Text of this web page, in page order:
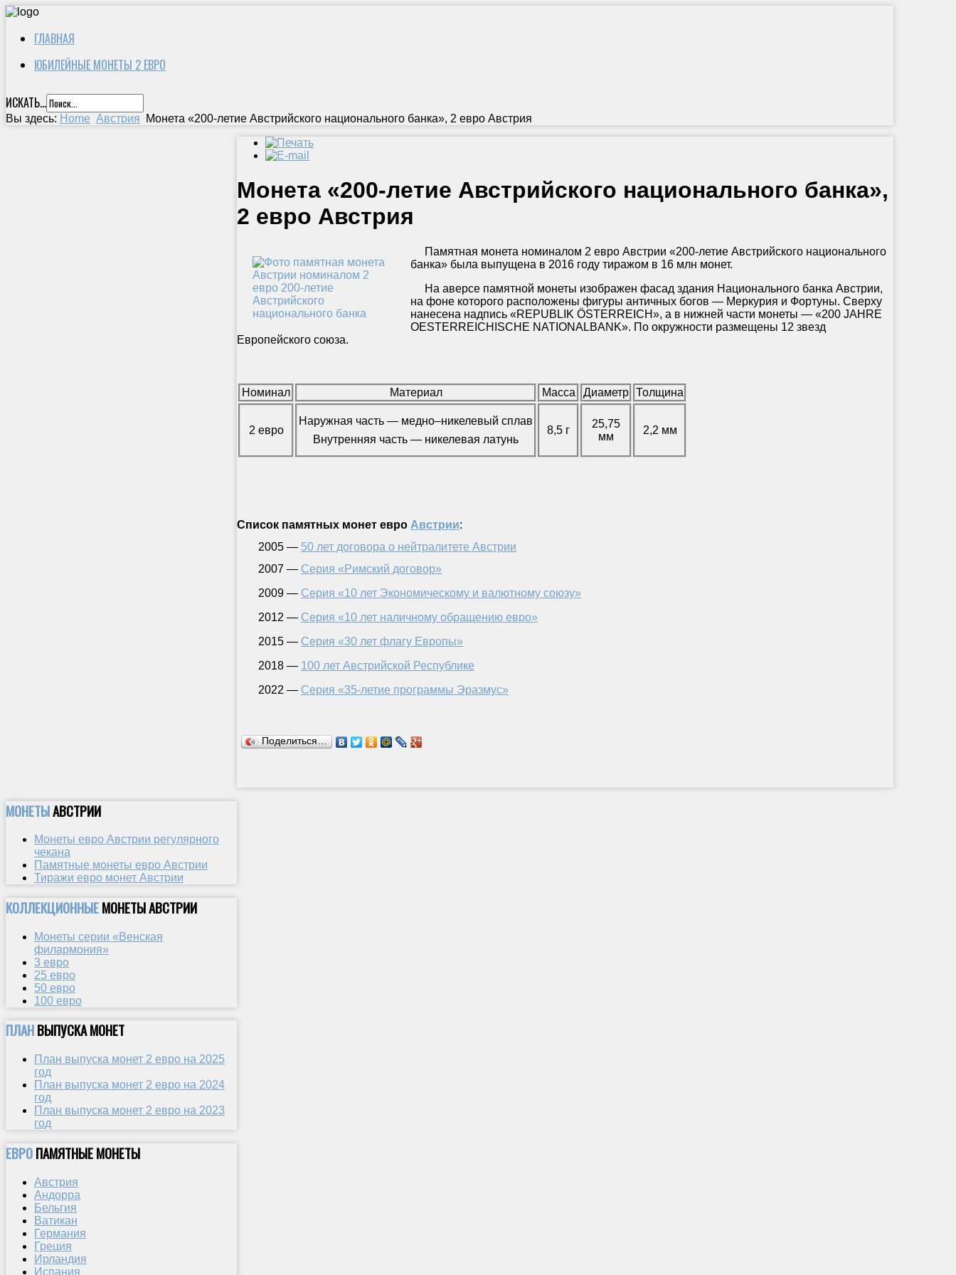
ГЛАВНАЯ
ЮБИЛЕЙНЫЕ МОНЕТЫ 2 ЕВРО
ИСКАТЬ...
Вы здесь: Home Австрия Монета «200-летие Австрийского национального банка», 2 евро Австрия
Монета «200-летие Австрийского национального банка»,
2 евро Австрия
Памятная монета номиналом 2 евро Австрии «200-летие Австрийского национального
банка» была выпущена в 2016 году тиражом в 16 млн монет.
На аверсе памятной монеты изображен фасад здания Национального банка Австрии,
на фоне которого расположены фигуры античных богов — Меркурия и Фортуны. Сверху
нанесена надпись «REPUBLIK ÖSTERREICH», а в нижней части монеты — «200 JAHRE
OESTERREICHISCHE NATIONALBANK». По окружности размещены 12 звезд
Европейского союза.
Номинал Материал Масса Диаметр Толщина
2 евро
Наружная часть — медно–никелевый сплав
Внутренняя часть — никелевая латунь
8,5 г
25,75
мм
2,2 мм
Список памятных монет евро Австрии:
2005 — 50 лет договора о нейтралитете Австрии
2007 — Серия «Римский договор»
2009 — Серия «10 лет Экономическому и валютному союзу»
2012 — Серия «10 лет наличному обращению евро»
2015 — Серия «30 лет флагу Европы»
2018 — 100 лет Австрийской Республике
2022 — Серия «35-летие программы Эразмус»
Поделиться…
МОНЕТЫАВСТРИИ
Монеты евро Австрии регулярного
чекана
Памятные монеты евро Австрии
Тиражи евро монет Австрии
КОЛЛЕКЦИОННЫЕМОНЕТЫ АВСТРИИ
Монеты серии «Венская
филармония»
3 евро
25 евро
50 евро
100 евро
ПЛАНВЫПУСКА МОНЕТ
План выпуска монет 2 евро на 2025
год
План выпуска монет 2 евро на 2024
год
План выпуска монет 2 евро на 2023
год
ЕВРОПАМЯТНЫЕ МОНЕТЫ
Австрия
Андорра
Бельгия
Ватикан
Германия
Греция
Ирландия
Испания